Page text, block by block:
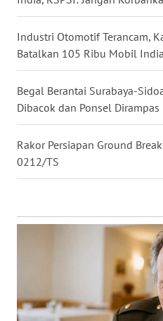
Industri Otomotif Terancam,
Batalkan 105 Ribu Mobil
Begal Berantai Surabaya-
Dibacok dan Ponsel Dirampas
Rakor Persiapan Ground
0212/TS
WN
SULUT
WN
MALUKU
WN
WN
NIAS